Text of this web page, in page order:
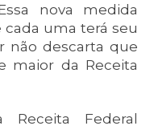
nova medida
uma terá seu
não descarta que
maior da Receita
Federal